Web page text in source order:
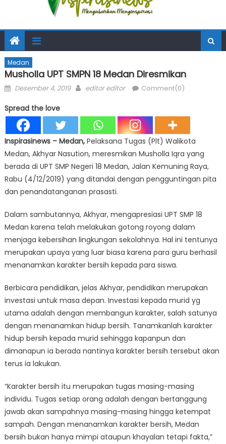
Medan
Musholla UPT SMPN 18 Medan Diresmikan
Posted
Desember 4, 2019 Author
editor editor Comment(0)
Spread the love
Inspirasinews – Medan,Pelaksana Tugas (Plt) Walikota
Medan, Akhyar Nasution, meresmikan Musholla Iqra yang
berada di UPT SMP Negeri 18 Medan, Jalan Kemuning Raya,
Rabu (4/12/2019) yang ditandai dengan pengguntingan pita
dan penandatanganan prasasti.
Dalam sambutannya, Akhyar, mengapresiasi UPT SMP 18
Medan karena telah melakukan gotong royong dalam
menjaga kebersihan lingkungan sekolahnya. Hal ini tentunya
merupakan upaya yang luar biasa karena para guru berhasil
menanamkan karakter bersih kepada para siswa.
Berbicara pendidikan, jelas Akhyar, pendidikan merupakan
investasi untuk masa depan. Investasi kepada murid yg
utama adalah dengan membangun karakter, salah satunya
dengan menanamkan hidup bersih. Tanamkanlah karakter
hidup bersih kepada murid sehingga kapanpun dan
dimanapun ia berada nantinya karakter bersih tersebut akan
terus ia lakukan.
“Karakter bersih itu merupakan tugas masing-masing
individu. Tugas setiap orang adalah dengan bertanggung
jawab akan sampahnya masing-masing hingga ketempat
sampah. Dengan menanamkan karakter bersih, Medan
bersih bukan hanya mimpi ataupun khayalan tetapi fakta,”